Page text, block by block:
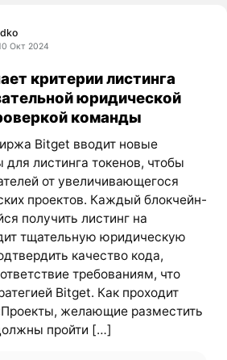
Окт 2024
критерии листинга
юридической
команды
Bitget вводит новые
для листинга токенов, чтобы
от увеличивающегося
проектов. Каждый блокчейн-
получить листинг на
тщательную юридическую
качество кода,
требованиям, что
Bitget. Как проходит
желающие разместить
пройти […]